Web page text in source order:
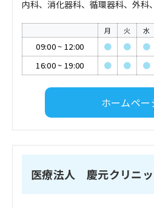
内科、消化器科、循環器科、外科
月 火 水
09:00~ 12:00 ● ● ●
16:00~ 19:00 ● ● ●
ホームペー
医療法人 慶元クリニ